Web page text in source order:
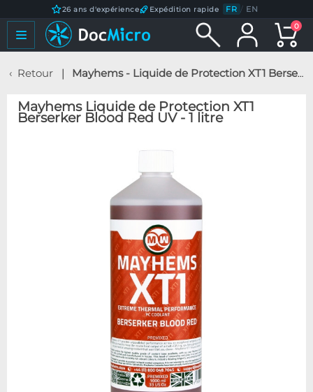
26 ans d'expérience Expédition rapide FR / EN
0
Retour Mayhems - Liquide de Protection XT1 Berserker Blood Red UV - 1 litre
Mayhems Liquide de Protection XT1
Berserker Blood Red UV - 1 litre